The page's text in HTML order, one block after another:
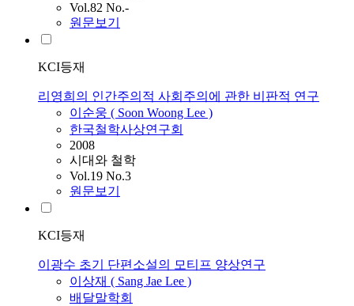
Vol.82 No.-
원문보기
KCI등재
리영희의 인간주의적 사회주의에 관한 비판적 연구
이순웅 ( Soon Woong Lee )
한국철학사상연구회
2008
시대와 철학
Vol.19 No.3
원문보기
KCI등재
이광수 초기 단편소설의 모티프 양상연구
이상재 ( Sang Jae Lee )
배달말학회